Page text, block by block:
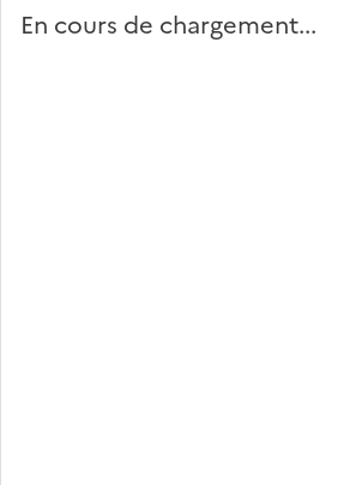
En cours de chargement...